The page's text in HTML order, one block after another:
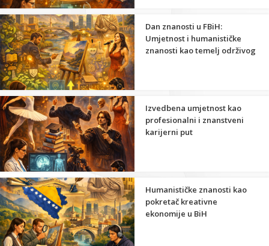
Dan znanosti u FBiH:
Umjetnost i humanističke
znanosti kao temelj održivog
Izvedbena umjetnost kao
profesionalni i znanstveni
karijerni put
Humanističke znanosti kao
pokretač kreativne
ekonomije u BiH